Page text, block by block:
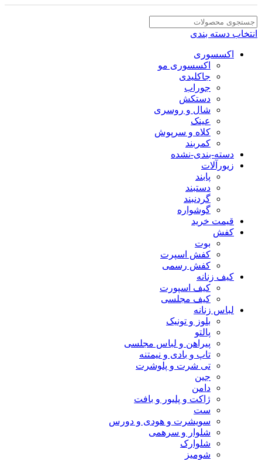
انتخاب دسته بندی
اکسسوری
اکسسوری مو
جاکلیدی
جوراب
دستکش
شال و روسری
عینک
کلاه و سرپوش
کمربند
دسته-بندی-نشده
زیورآلات
پابند
دستبند
گردنبند
گوشواره
قیمت خرید
کفش
بوت
کفش اسپرت
کفش رسمی
کیف زنانه
کیف اسپورت
کیف مجلسی
لباس زنانه
بلوز و تونیک
پالتو
پیراهن و لباس مجلسی
تاپ و بادی و نیمتنه
تی شرت و پلوشرت
جین
دامن
ژاکت و پلیور و بافت
ست
سویشرت و هودی و دورس
شلوار و سرهمی
شلوارک
شومیز